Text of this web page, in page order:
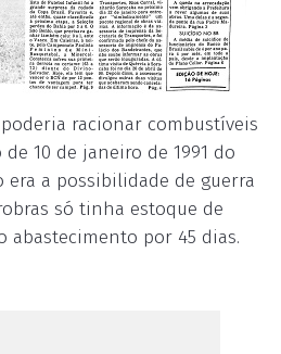
racionar combustíveis
10 de janeiro de 1991 do
era a possibilidade de guerra
só tinha estoque de
abastecimento por 45 dias.